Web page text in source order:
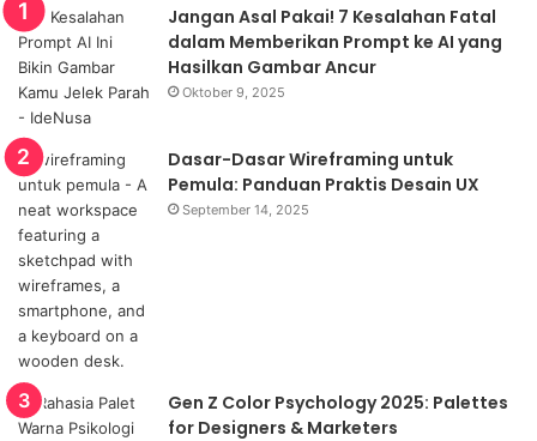
Jangan Asal Pakai! 7 Kesalahan Fatal
dalam Memberikan Prompt ke AI yang
Hasilkan Gambar Ancur
Oktober 9, 2025
Dasar-Dasar Wireframing untuk
Pemula: Panduan Praktis Desain UX
September 14, 2025
Gen Z Color Psychology 2025: Palettes
for Designers & Marketers